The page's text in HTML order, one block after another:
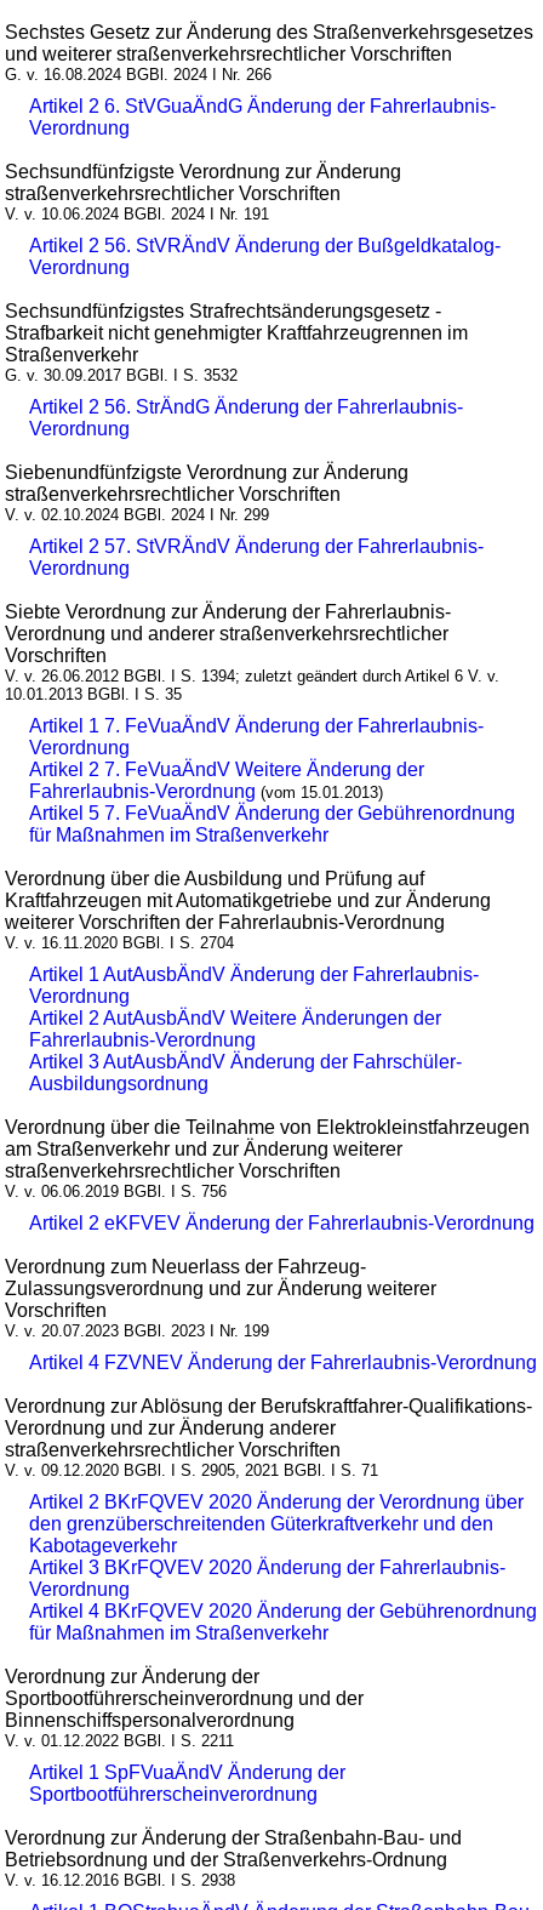
Sechstes Gesetz zur Änderung des Straßenverkehrsgesetzes
und weiterer straßenverkehrsrechtlicher Vorschriften
G. v. 16.08.2024 BGBl. 2024 I Nr. 266
Artikel 2 6. StVGuaÄndG Änderung der Fahrerlaubnis-
Verordnung
Sechsundfünfzigste Verordnung zur Änderung
straßenverkehrsrechtlicher Vorschriften
V. v. 10.06.2024 BGBl. 2024 I Nr. 191
Artikel 2 56. StVRÄndV Änderung der Bußgeldkatalog-
Verordnung
Sechsundfünfzigstes Strafrechtsänderungsgesetz -
Strafbarkeit nicht genehmigter Kraftfahrzeugrennen im
Straßenverkehr
G. v. 30.09.2017 BGBl. I S. 3532
Artikel 2 56. StrÄndG Änderung der Fahrerlaubnis-
Verordnung
Siebenundfünfzigste Verordnung zur Änderung
straßenverkehrsrechtlicher Vorschriften
V. v. 02.10.2024 BGBl. 2024 I Nr. 299
Artikel 2 57. StVRÄndV Änderung der Fahrerlaubnis-
Verordnung
Siebte Verordnung zur Änderung der Fahrerlaubnis-
Verordnung und anderer straßenverkehrsrechtlicher
Vorschriften
V. v. 26.06.2012 BGBl. I S. 1394; zuletzt geändert durch Artikel 6 V. v.
10.01.2013 BGBl. I S. 35
Artikel 1 7. FeVuaÄndV Änderung der Fahrerlaubnis-
Verordnung
Artikel 2 7. FeVuaÄndV Weitere Änderung der
Fahrerlaubnis-Verordnung (vom 15.01.2013)
Artikel 5 7. FeVuaÄndV Änderung der Gebührenordnung
für Maßnahmen im Straßenverkehr
Verordnung über die Ausbildung und Prüfung auf
Kraftfahrzeugen mit Automatikgetriebe und zur Änderung
weiterer Vorschriften der Fahrerlaubnis-Verordnung
V. v. 16.11.2020 BGBl. I S. 2704
Artikel 1 AutAusbÄndV Änderung der Fahrerlaubnis-
Verordnung
Artikel 2 AutAusbÄndV Weitere Änderungen der
Fahrerlaubnis-Verordnung
Artikel 3 AutAusbÄndV Änderung der Fahrschüler-
Ausbildungsordnung
Verordnung über die Teilnahme von Elektrokleinstfahrzeugen
am Straßenverkehr und zur Änderung weiterer
straßenverkehrsrechtlicher Vorschriften
V. v. 06.06.2019 BGBl. I S. 756
Artikel 2 eKFVEV Änderung der Fahrerlaubnis-Verordnung
Verordnung zum Neuerlass der Fahrzeug-
Zulassungsverordnung und zur Änderung weiterer
Vorschriften
V. v. 20.07.2023 BGBl. 2023 I Nr. 199
Artikel 4 FZVNEV Änderung der Fahrerlaubnis-Verordnung
Verordnung zur Ablösung der Berufskraftfahrer-Qualifikations-
Verordnung und zur Änderung anderer
straßenverkehrsrechtlicher Vorschriften
V. v. 09.12.2020 BGBl. I S. 2905, 2021 BGBl. I S. 71
Artikel 2 BKrFQVEV 2020 Änderung der Verordnung über
den grenzüberschreitenden Güterkraftverkehr und den
Kabotageverkehr
Artikel 3 BKrFQVEV 2020 Änderung der Fahrerlaubnis-
Verordnung
Artikel 4 BKrFQVEV 2020 Änderung der Gebührenordnung
für Maßnahmen im Straßenverkehr
Verordnung zur Änderung der
Sportbootführerscheinverordnung und der
Binnenschiffspersonalverordnung
V. v. 01.12.2022 BGBl. I S. 2211
Artikel 1 SpFVuaÄndV Änderung der
Sportbootführerscheinverordnung
Verordnung zur Änderung der Straßenbahn-Bau- und
Betriebsordnung und der Straßenverkehrs-Ordnung
V. v. 16.12.2016 BGBl. I S. 2938